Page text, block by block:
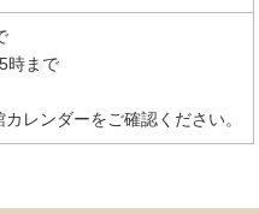
時まで
レンダーをご確認ください。